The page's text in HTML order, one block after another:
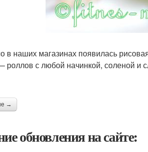
в наших магазинах появилась
роллов с любой начинкой, соленой и
→
обновления на сайте: